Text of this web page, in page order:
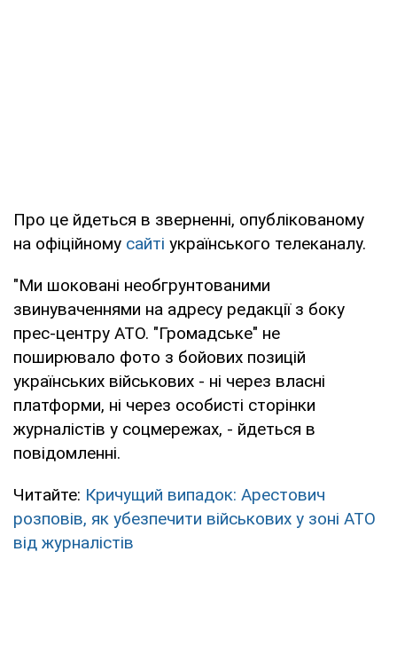
Про це йдеться в зверненні, опублікованому
на офіційному сайті українського телеканалу.
"Ми шоковані необгрунтованими
звинуваченнями на адресу редакції з боку
прес-центру АТО. "Громадське" не
поширювало фото з бойових позицій
українських військових - ні через власні
платформи, ні через особисті сторінки
журналістів у соцмережах, - йдеться в
повідомленні.
Читайте: Кричущий випадок: Арестович
розповів, як убезпечити військових у зоні АТО
від журналістів